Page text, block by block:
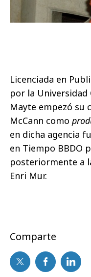
Licenciada en
por la
Mayte empezó su
McCann como
en dicha agencia
en Tiempo BBDO
posteriormente a
Enri Mur.
Comparte